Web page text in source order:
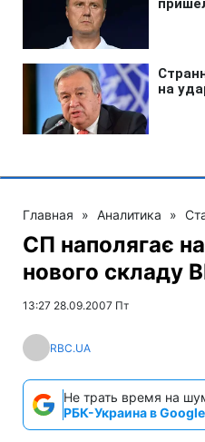
Главная » Аналитика »
СП наполягає
нового складу
13:27 28.09.2007 Пт
RBC.UA
Не трать время на
РБК-Украина в Google